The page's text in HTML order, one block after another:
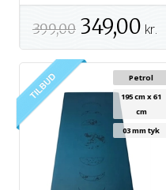
399,00 349,00 kr.
Petrol
195 cm x 61
cm
03 mm tyk